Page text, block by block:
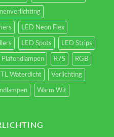
LED Neon Flex
LED Spots LED Strips
Plafondlampen R7S RGB
TL Waterdicht Verlichting
Warm Wit